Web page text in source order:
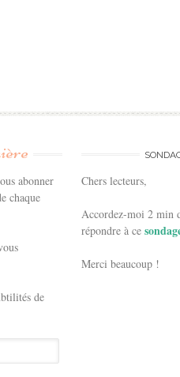
abonner
chaque
de
Chers lecteurs,
Accordez-moi 2 min
répondre à ce
Merci beaucoup !